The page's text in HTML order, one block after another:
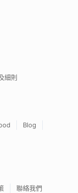
細則
Blog
聯絡我們